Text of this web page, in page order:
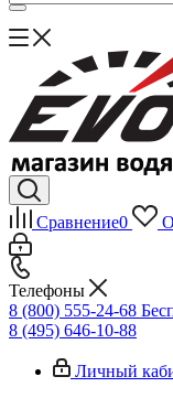
Сравнение0
Телефоны
8 (800) 555-24-68
8 (495) 646-10-88
Личный